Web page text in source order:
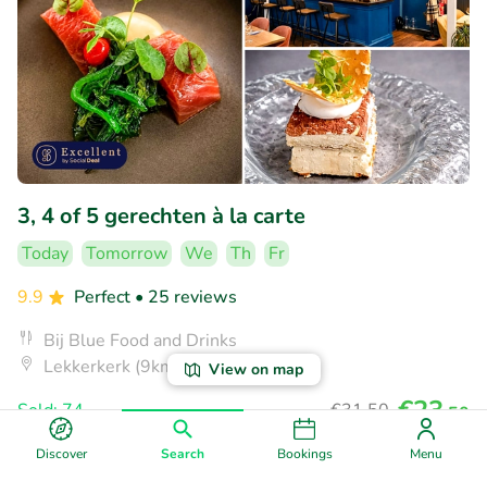
Discover Search Bookings Menu
View on map
3, 4 of 5 gerechten à la carte
Today Tomorrow We Th
Fr
9.9
Perfect • 25 reviews
Bij Blue Food and Drinks
Lekkerkerk (9km)
Sold: 74
€31,50 €23,50